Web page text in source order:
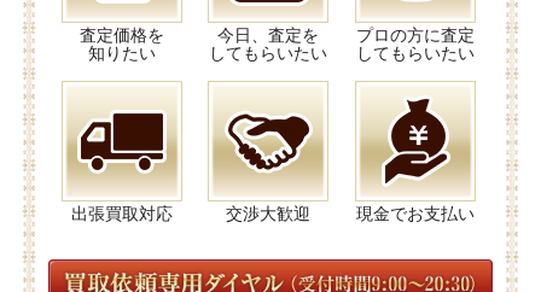
査定価格を
知りたい
今日、査定を
してもらいたい
プロの方に査定
してもらいたい
出張買取対応 交渉大歓迎 現金でお支払い